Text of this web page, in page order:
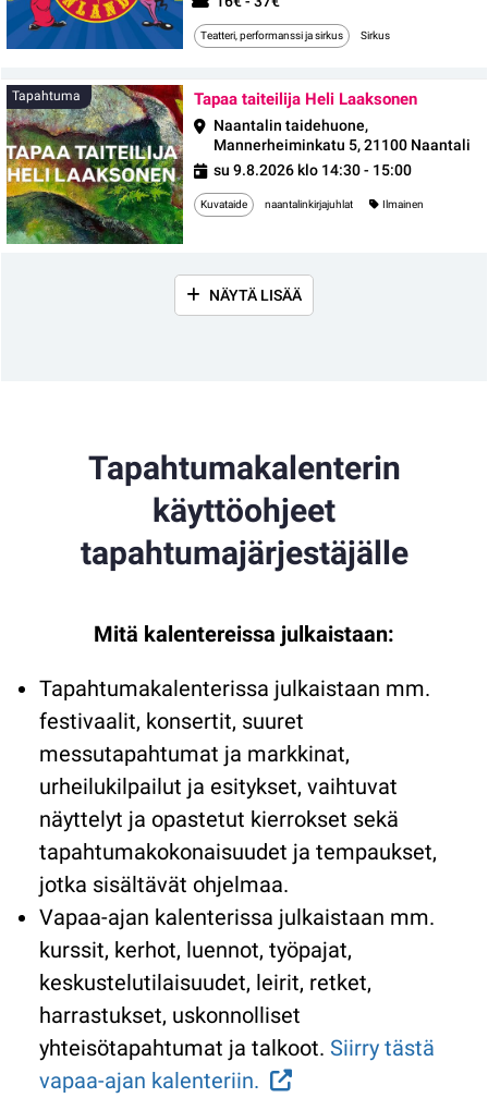
Teatteri, performanssi ja sirkus Sirkus
Tapahtuma Tapaa taiteilija Heli Laaksonen
Naantalin taidehuone,
Mannerheiminkatu 5, 21100 Naantali
su 9.8.2026 klo 14:30 - 15:00
Kuvataide naantalinkirjajuhlat Ilmainen
NÄYTÄ LISÄÄ
Tapahtumakalenterin
käyttöohjeet
tapahtumajärjestäjälle
Mitä kalentereissa julkaistaan:
Tapahtumakalenterissa julkaistaan mm.
festivaalit, konsertit, suuret
messutapahtumat ja markkinat,
urheilukilpailut ja esitykset, vaihtuvat
näyttelyt ja opastetut kierrokset sekä
tapahtumakokonaisuudet ja tempaukset,
jotka sisältävät ohjelmaa.
Vapaa-ajan kalenterissa julkaistaan mm.
kurssit, kerhot, luennot, työpajat,
keskustelutilaisuudet, leirit, retket,
harrastukset, uskonnolliset
yhteisötapahtumat ja talkoot. Siirry tästä
vapaa-ajan kalenteriin.